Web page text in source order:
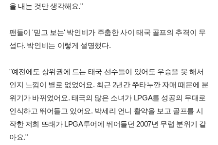
을 내는 것만 생각해요."
팬들이 '믿고 보는' 박인비가 주춤한 사이 태국 골프의 추격이 무
섭다. 박인비는 이렇게 설명했다.
"예전에도 상위권에 드는 태국 선수들이 있어도 우승을 못 해서
인지 느낌이 별로 없었어요. 최근 2년간 쭈타누깐 자매 때문에 분
위기가 바뀌었어요. 태국의 많은 소녀가 LPGA를 성공의 무대로
인식하고 뛰어들고 있어요. 박세리 언니 활약을 보고 골프를 시
작한 저희 또래가 LPGA투어에 뛰어들던 2007년 무렵 분위기 같
아요."